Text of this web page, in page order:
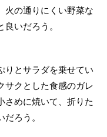
火の通りにくい野菜な
いだろう。
りとサラダを乗せてい
サクとした食感のガレ
さめに焼いて、折りた
ろう。